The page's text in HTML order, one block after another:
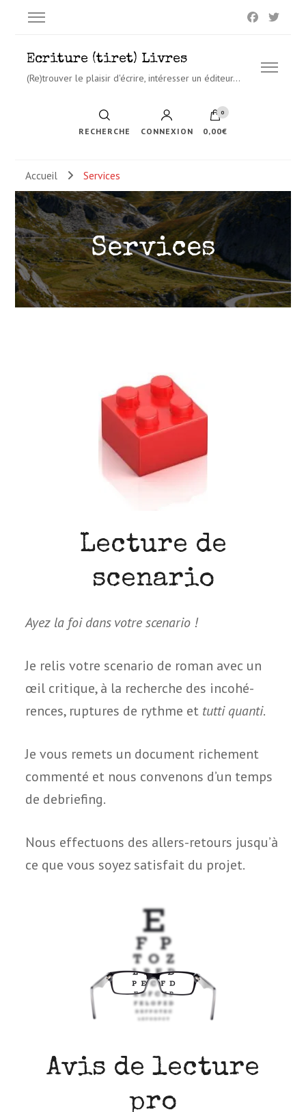
Ecriture (tiret) Livres
(Re)trouver le plaisir d'écrire, intéresser un éditeur…
RECHERCHE CONNEXION
0
0,00€
Accueil Services
Services
Lecture de
scenario
Ayez la foi dans votre scenario !
Je relis votre sce­na­rio de roman avec un
œil cri­tique, à la recherche des inco­hé­
rences, rup­tures de rythme et tutti quanti.
Je vous remets un docu­ment riche­ment
com­menté et nous conve­nons d’un temps
de debriefing.
Nous effec­tuons des allers-retours jusqu’à
ce que vous soyez satis­fait du projet.
Avis de lecture
pro